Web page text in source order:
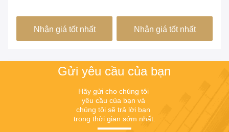
kim với hệ số nhiệt độ thấp
cho Ammeter Shunt
Nhận giá tốt nhất Nhận giá tốt nhất
Gửi yêu cầu của bạn
Hãy gửi cho chúng tôi
yêu cầu của bạn và
chúng tôi sẽ trả lời bạn
trong thời gian sớm nhất.